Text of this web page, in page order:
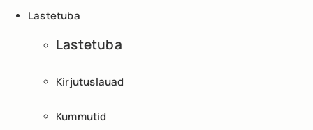
Lastetuba
Lastetuba
Kirjutuslauad
Kummutid